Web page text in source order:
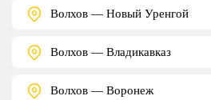
Волхов — Новый Уренгой
Волхов — Владикавказ
Волхов — Воронеж